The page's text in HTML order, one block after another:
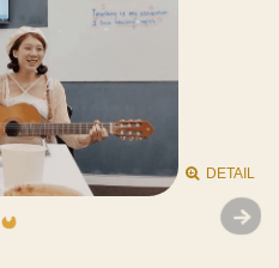
DETAIL
DETAIL
DETAIL